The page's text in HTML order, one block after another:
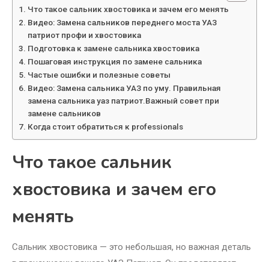
Что такое сальник хвостовика и зачем его менять
Видео: Замена сальников переднего моста УАЗ
патриот профи и хвостовика
Подготовка к замене сальника хвостовика
Пошаговая инструкция по замене сальника
Частые ошибки и полезные советы
Видео: Замена сальника УАЗ по уму. Правильная
замена сальника уаз патриот.Важный совет при
замене сальников
Когда стоит обратиться к professionals
Что такое сальник
хвостовика и зачем его
менять
Сальник хвостовика — это небольшая, но важная деталь